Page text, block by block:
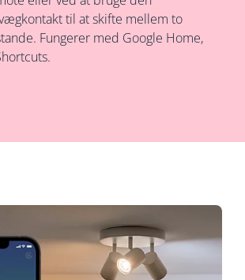
til at skifte mellem to
Fungerer med Google Home,